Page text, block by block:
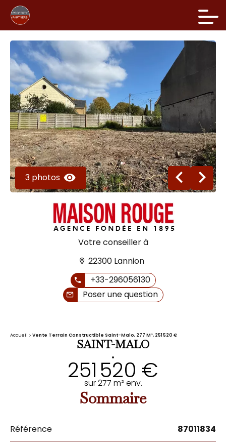
3 photos
Votre conseiller à
22300 Lannion
+33-296056130
Poser une question
Accueil Vente Terrain Constructible Saint-Malo, 277 M², 251 520 €
SAINT-MALO
•
251 520 €
sur 277 m² env.
Sommaire
Référence 87011834